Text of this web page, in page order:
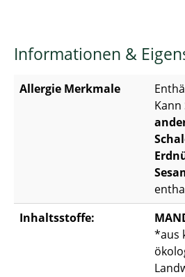
Informationen &
Allergie Merkmale
Inhaltsstoffe:
*aus